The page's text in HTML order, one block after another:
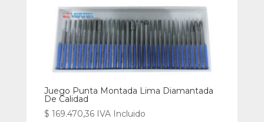
Juego Punta Montada Lima Diamantada
De Calidad
$ 169.470,36 IVA Incluido